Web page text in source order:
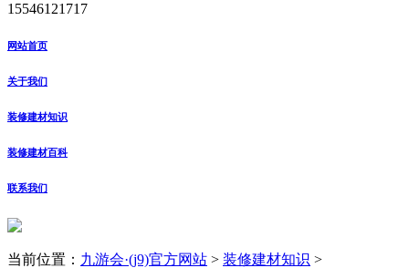
15546121717
网站首页
关于我们
装修建材知识
装修建材百科
联系我们
当前位置： 九游会·(j9)官方网站 > 装修建材知识 >